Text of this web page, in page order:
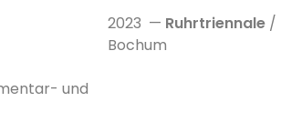
und
2023 — Ruhrtriennale /
Bochum